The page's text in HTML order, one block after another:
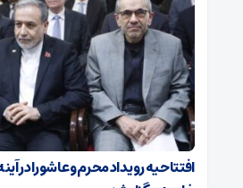
افتتاحیه رویداد محرم و عاشورا در